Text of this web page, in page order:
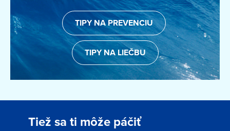
TIPY NA PREVENCIU
TIPY NA LIEČBU
Tiež sa ti môže páčiť